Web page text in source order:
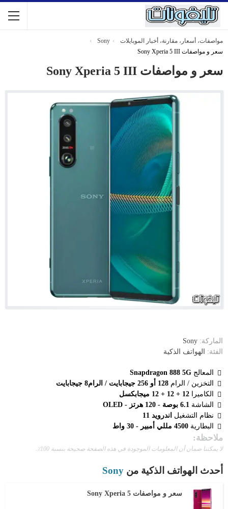
مواصفات، أسعار، مقارنة، أخبار الموبايلات
Sony
سعر و مواصفات Sony Xperia 5 III
سعر و مواصفات Sony Xperia 5 III
الماركة: Sony
الفئة:
الهواتف الذكية
المعالج Snapdragon 888 5G
التخزين / الرام 128 أو 256 جيجابايت / الرام8 جيجابايت
الكاميرا
12 + 12 + 12 ميجابكسل
الشاشة 6.1 بوصة - 120 هرتز - OLED
نظام التشغيل اندرويد 11
البطارية 4500 مللي أمبير - 30 واط
ملاحظة:
لا يمكننا ضمان أن المعلومات الموجودة في هذه الصفحة صحيحة بنسبة 100٪.
أحدث الهواتف الذكية من Sony
سعر و مواصفات Sony Xperia 5